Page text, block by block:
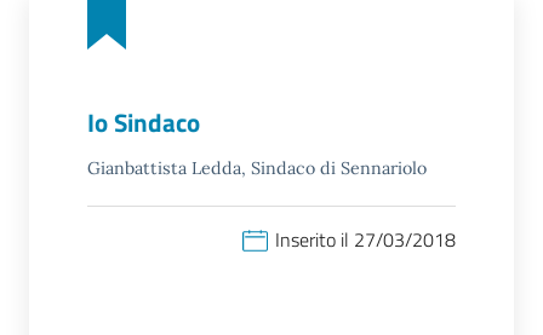
Io Sindaco
Gianbattista Ledda, Sindaco di Sennariolo
Inserito il 27/03/2018